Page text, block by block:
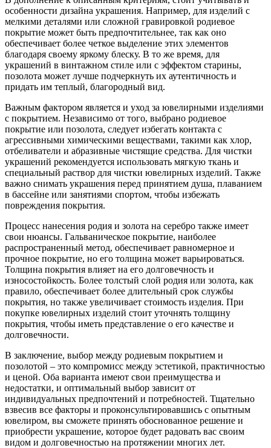
особенности дизайна украшения. Например, для изделий с
мелкими деталями или сложной гравировкой родиевое
покрытие может быть предпочтительнее, так как оно
обеспечивает более четкое выделение этих элементов
благодаря своему яркому блеску. В то же время, для
украшений в винтажном стиле или с эффектом старины,
позолота может лучше подчеркнуть их аутентичность и
придать им теплый, благородный вид.
Важным фактором является и уход за ювелирными изделиями
с покрытием. Независимо от того, выбрано родиевое
покрытие или позолота, следует избегать контакта с
агрессивными химическими веществами, такими как хлор,
отбеливатели и абразивные чистящие средства. Для чистки
украшений рекомендуется использовать мягкую ткань и
специальный раствор для чистки ювелирных изделий. Также
важно снимать украшения перед принятием душа, плаванием
в бассейне или занятиями спортом, чтобы избежать
повреждения покрытия.
Процесс нанесения родия и золота на серебро также имеет
свои нюансы. Гальваническое покрытие, наиболее
распространенный метод, обеспечивает равномерное и
прочное покрытие, но его толщина может варьироваться.
Толщина покрытия влияет на его долговечность и
износостойкость. Более толстый слой родия или золота, как
правило, обеспечивает более длительный срок службы
покрытия, но также увеличивает стоимость изделия. При
покупке ювелирных изделий стоит уточнять толщину
покрытия, чтобы иметь представление о его качестве и
долговечности.
В заключение, выбор между родиевым покрытием и
позолотой – это компромисс между эстетикой, практичностью
и ценой. Оба варианта имеют свои преимущества и
недостатки, и оптимальный выбор зависит от
индивидуальных предпочтений и потребностей. Тщательно
взвесив все факторы и проконсультировавшись с опытным
ювелиром, вы сможете принять обоснованное решение и
приобрести украшение, которое будет радовать вас своим
видом и долговечностью на протяжении многих лет.